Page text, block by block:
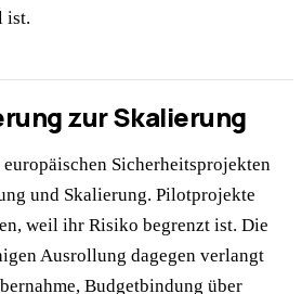
ist.
zur Skalierung
Sicherheitsprojekten
und Skalierung. Pilotprojekte
weil ihr Risiko begrenzt ist. Die
Ausrollung dagegen verlangt
Budgetbindung über